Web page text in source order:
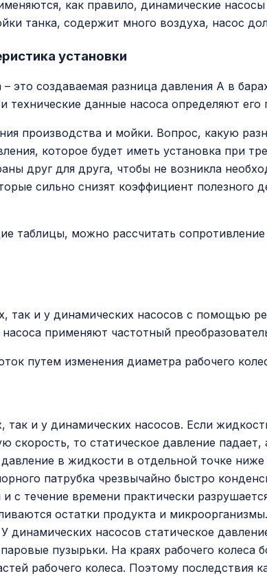
как правило, динамические
танка, содержит много воздуха, насос
установки
это создаваемая разница давления А в
данные насоса определяют его
производства и мойки. Вопрос, какую
которое будет иметь установка при
друг для друга, чтобы не возникла
сильно снизят коэффициент полезного
таблицы, можно рассчитать
так и у динамических насосов с помощью
применяют частотный
путем изменения диаметра рабочего
и у динамических насосов. Если
то статическое давление падает,
в жидкости в отдельной точке
патрубка чрезвычайно быстро
с течение времени практически
остатки продукта и
динамических насосов статическое
пузырьки. На краях рабочего колеса
рабочего колеса. Поэтому последствия